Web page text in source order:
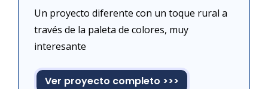
Un proyecto diferente con un toque rural a
través de la paleta de colores, muy
interesante
Ver proyecto completo >>>